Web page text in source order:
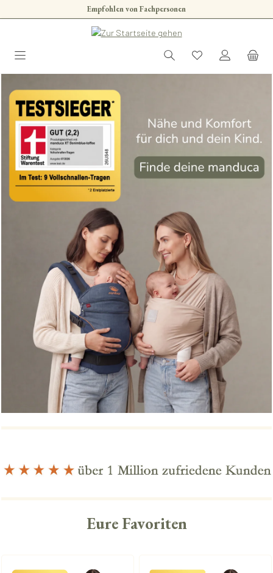
Zum Hauptinhalt springenEmpfohlen von Fachpersonen
Eure Favoriten